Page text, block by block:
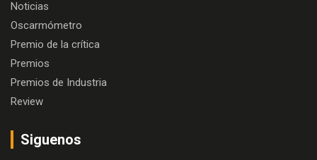
Noticias
Oscarmómetro
Premio de la crítica
Premios
Premios de Industria
Review
Siguenos